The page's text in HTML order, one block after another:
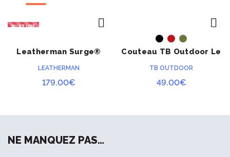
RUPTURE
Leatherman Surge®
LEATHERMAN
179.00€
ACHETER
Couteau TB Outdoor Le
TB OUTDOOR
49.00€
NE MANQUEZ PAS…